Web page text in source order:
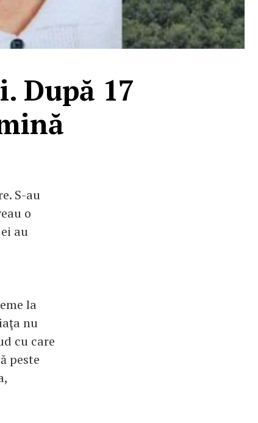
După 17
S-au
o
au
la
nu
cu care
peste